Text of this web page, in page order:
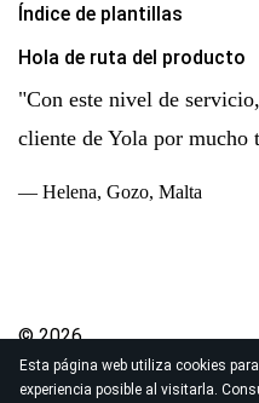
Esta página web utiliza cookies
experiencia posible al visitarla.
Índice de plantillas
Hola de ruta del producto
"Con este nivel de
cliente de Yola por
— Helena, Gozo, Malta
© 2026
Derechos de autor Yola